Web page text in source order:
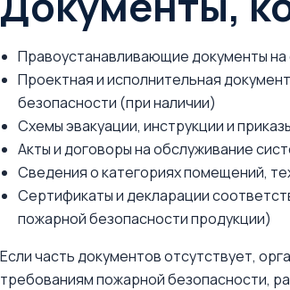
Правоустанавливающие документы
Проектная и исполнительная
безопасности (при наличии)
Схемы эвакуации, инструкции и
Акты и договоры на обслуживание
Сведения о категориях помещений,
Сертификаты и декларации
пожарной безопасности продукции)
Если часть документов отсутствует,
требованиям пожарной безопасности,